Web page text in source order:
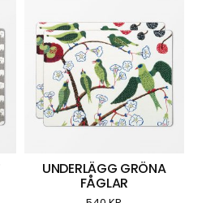
UNDERLÄGG GRÖNA
FÅGLAR